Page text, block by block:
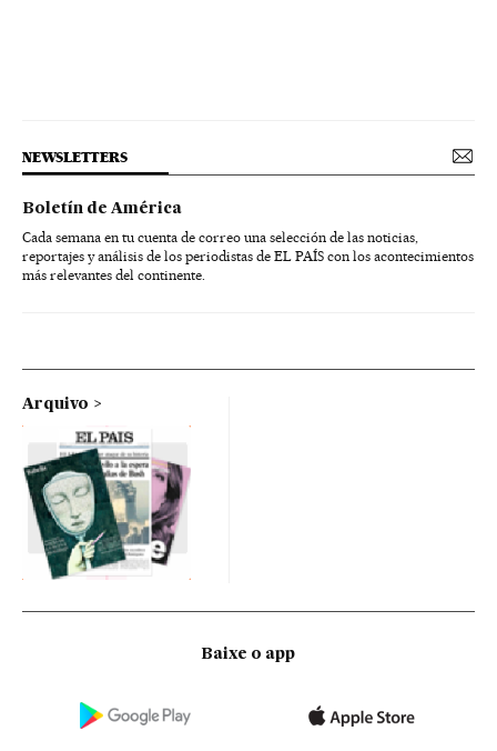
NEWSLETTERS
Boletín de América
Cada semana en tu cuenta de correo una selección de las noticias,
reportajes y análisis de los periodistas de EL PAÍS con los acontecimientos
más relevantes del continente.
Arquivo
Baixe o app